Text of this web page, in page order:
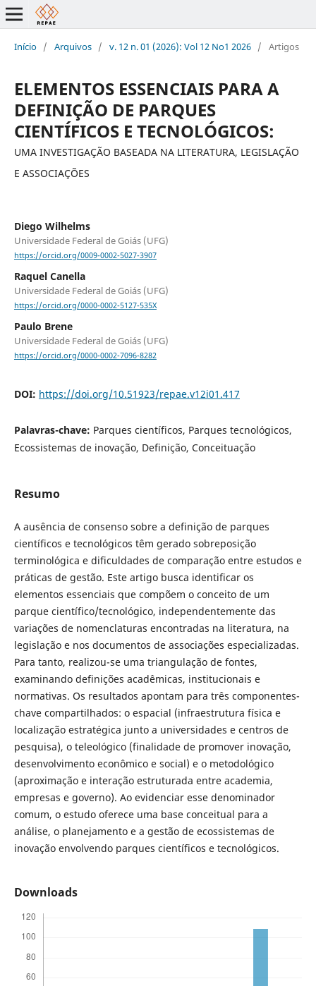
Início / Arquivos / v. 12 n. 01 (2026): Vol 12 No1 2026 / Artigos
ELEMENTOS ESSENCIAIS PARA A
DEFINIÇÃO DE PARQUES
CIENTÍFICOS E TECNOLÓGICOS:
UMA INVESTIGAÇÃO BASEADA NA LITERATURA, LEGISLAÇÃO
E ASSOCIAÇÕES
Diego Wilhelms
Universidade Federal de Goiás (UFG)
https://orcid.org/0009-0002-5027-3907
Raquel Canella
Universidade Federal de Goiás (UFG)
https://orcid.org/0000-0002-5127-535X
Paulo Brene
Universidade Federal de Goiás (UFG)
https://orcid.org/0000-0002-7096-8282
DOI: https://doi.org/10.51923/repae.v12i01.417
Palavras-chave: Parques científicos, Parques tecnológicos,
Ecossistemas de inovação, Definição, Conceituação
Resumo
A ausência de consenso sobre a definição de parques
científicos e tecnológicos têm gerado sobreposição
terminológica e dificuldades de comparação entre estudos e
práticas de gestão. Este artigo busca identificar os
elementos essenciais que compõem o conceito de um
parque científico/tecnológico, independentemente das
variações de nomenclaturas encontradas na literatura, na
legislação e nos documentos de associações especializadas.
Para tanto, realizou-se uma triangulação de fontes,
examinando definições acadêmicas, institucionais e
normativas. Os resultados apontam para três componentes-
chave compartilhados: o espacial (infraestrutura física e
localização estratégica junto a universidades e centros de
pesquisa), o teleológico (finalidade de promover inovação,
desenvolvimento econômico e social) e o metodológico
(aproximação e interação estruturada entre academia,
empresas e governo). Ao evidenciar esse denominador
comum, o estudo oferece uma base conceitual para a
análise, o planejamento e a gestão de ecossistemas de
inovação envolvendo parques científicos e tecnológicos.
Downloads